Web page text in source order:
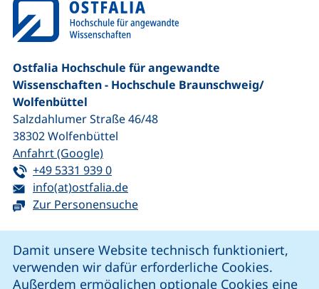
Damit unsere Website technisch funktioniert,
verwenden wir dafür erforderliche Cookies.
Außerdem ermöglichen optionale Cookies eine
Ostfalia Hochschule für angewandte
Wissenschaften - Hochschule Braunschweig/​
Wolfenbüttel
Salzdahlumer Straße 46/48
38302Wolfenbüttel
Anfahrt (Google)(externer Link, öffnet neues Fenster)
Tel:
+49 5331 939 0(startet einen Telefonanruf, wenn Ihr
E-Mail:
info(at)ostfalia.de(öffnet Ihr E-Mail-Programm)
Zur Personensuche
unsere Facebook-Seite (externer Link, öffnet neues
unsere LinkedIn-Seite (externer Link, öffnet
unsere Instagram-Seite (externer Link,
unsere YouTube-Seite (externer